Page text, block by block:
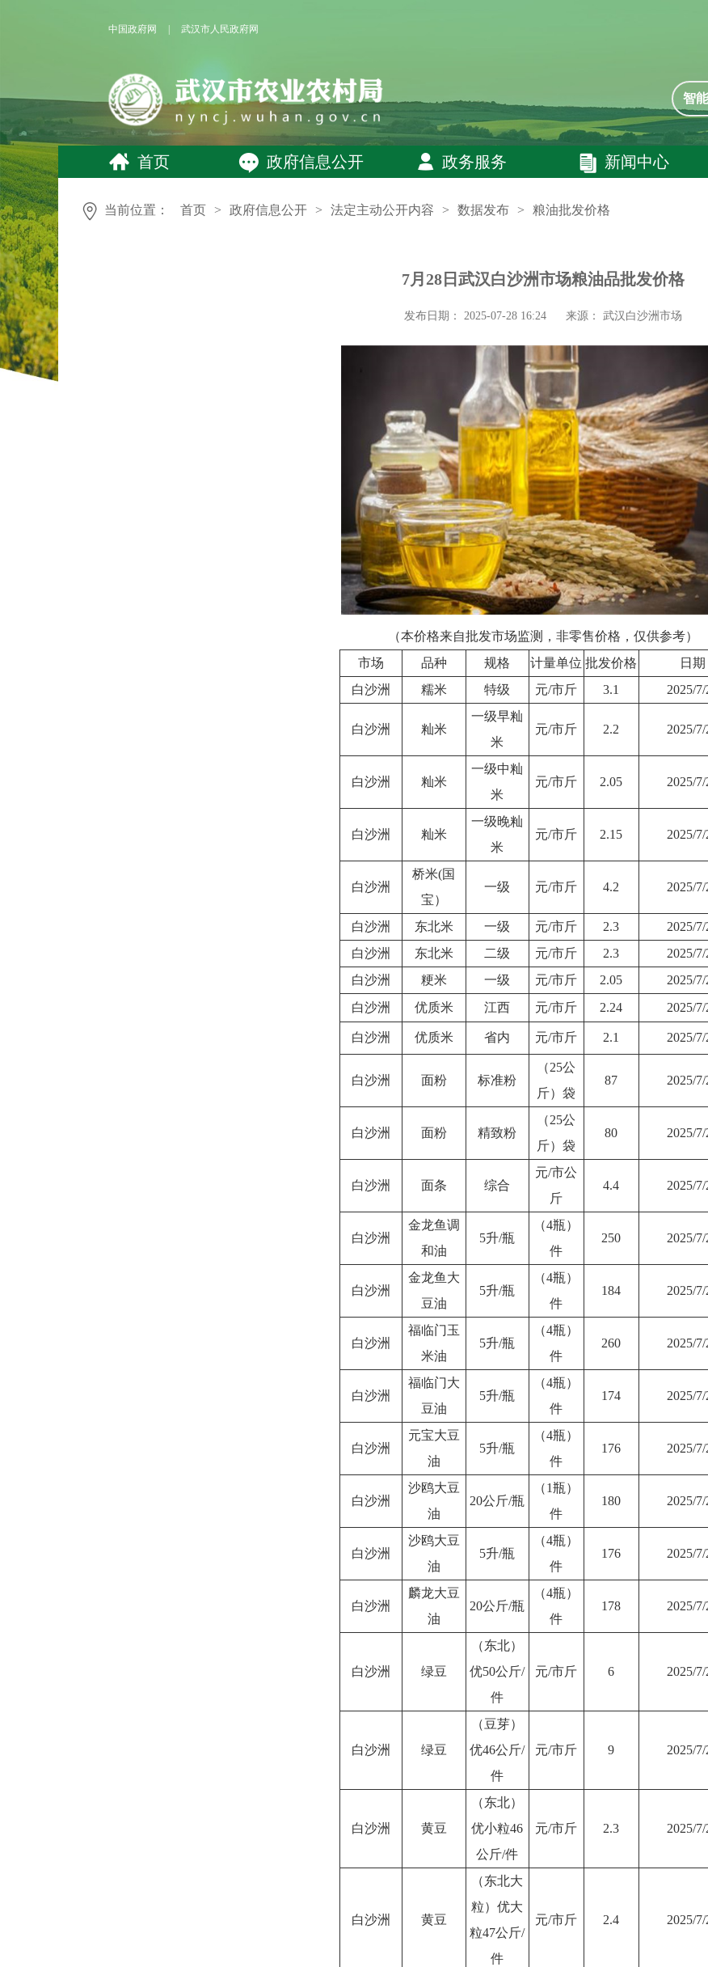
中国政府网 武汉市人民政府网
智
首页 政府信息公开 政务服务 新闻中心
当前位置： 首页 > 政府信息公开 > 法定主动公开内容 > 数据发布 > 粮油批发价格
7月28日武汉白沙洲市场粮油品批发价格
发布日期： 2025-07-28 16:24 来源： 武汉白沙洲市场
（本价格来自批发市场监测，非零售价格，仅供参考）
市场
品种 规格 计量单位 批发价格
日期
白沙洲
糯米 特级 元/市斤 3.1 2025/
白沙洲 籼米
一级早籼
米
元/市斤 2.2 2025/
白沙洲 籼米
一级中籼
米
元/市斤 2.05 2025/
白沙洲 籼米
一级晚籼
米
元/市斤 2.15 2025/
白沙洲
桥米(国
宝）
一级 元/市斤 4.2 2025/
白沙洲 东北米 一级 元/市斤 2.3
2025/
白沙洲
东北米 二级 元/市斤 2.3
2025/
白沙洲
粳米 一级 元/市斤 2.05
2025/
白沙洲
优质米 江西 元/市斤 2.24 2025/
白沙洲 优质米 省内 元/市斤 2.1 2025/
白沙洲 面粉 标准粉
（25公
斤）袋
87 2025/
白沙洲 面粉 精致粉
（25公
斤）袋
80 2025/
白沙洲 面条 综合
元/市公
斤
4.4 2025/
白沙洲
金龙鱼调
和油
5升/瓶
（4瓶）
件
250 2025/
白沙洲
金龙鱼大
豆油
5升/瓶
（4瓶）
件
184 2025/
白沙洲
福临门玉
米油
5升/瓶
（4瓶）
件
260 2025/
白沙洲
福临门大
豆油
5升/瓶
（4瓶）
件
174 2025/
白沙洲
元宝大豆
油
5升/瓶
（4瓶）
件
176 2025/
白沙洲
沙鸥大豆
油
20公斤/瓶
（1瓶）
件
180 2025/
白沙洲
沙鸥大豆
油
5升/瓶
（4瓶）
件
176 2025/
白沙洲
麟龙大豆
油
20公斤/瓶
（4瓶）
件
178 2025/
白沙洲 绿豆
（东北）
优50公斤/
件
元/市斤 6 2025/
白沙洲 绿豆
（豆芽）
优46公斤/
件
元/市斤 9 2025/
白沙洲 黄豆
（东北）
优小粒46
公斤/件
元/市斤 2.3 2025/
白沙洲 黄豆
（东北大
粒）优大
粒47公斤/
件
元/市斤 2.4 2025/